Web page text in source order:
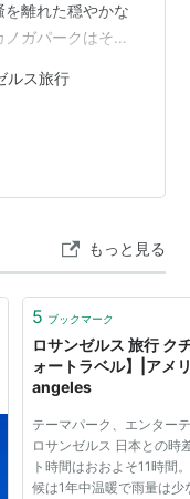
離れた穏やかな
ガパークはその
りの場所です。
絶妙に融合して
多様な文化が交錯
ミュニティの温
場を散策したり、
ルス旅行
もっと見る
5 ブックマーク
ロサンゼルス 旅行 ク
ォートラベル】|アメ
angeles
テーマパーク、エンター
ロサンゼルス 日本との時
ト時間はおおよそ11時間
候は1年中温暖で雨量は